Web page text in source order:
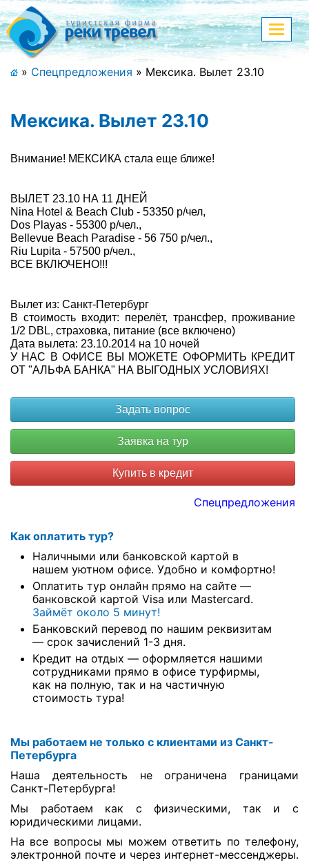
Меню
+7 (911) 182-44-68
Полная версия сайта
Спецпредложения
Праздничные туры
Поиск тура
Туры по России
Автобусные туры
Круизы
Туры на пароме
Авиабилеты
Туристическая страховка
О компании
Отзывы
меню
» Спецпредложения » Мексика. Вылет 23.10
Мексика. Вылет 23.10
Внимание! МЕКСИКА стала еще ближе!
ВЫЛЕТ 23.10 НА 11 ДНЕЙ
Nina Hotel & Beach Club - 53350 р/чел,
Dos Playas - 55300 р/чел.,
Bellevue Beach Paradise - 56 750 р/чел.,
Riu Lupita - 57500 р/чел.,
ВСЕ ВКЛЮЧЕНО!!!
Вылет из: Санкт-Петербург
В стоимость входит: перелёт, трансфер, проживание
1/2 DBL, страховка, питание (все включено)
Дата вылета: 23.10.2014 на 10 ночей
У НАС В ОФИСЕ ВЫ МОЖЕТЕ ОФОРМИТЬ КРЕДИТ
ОТ "АЛЬФА БАНКА" НА ВЫГОДНЫХ УСЛОВИЯХ!
Купить в кредит
Спецпредложения
Как оплатить тур?
Наличными или банковской картой в
нашем уютном офисе. Удобно и комфортно!
Оплатить тур онлайн прямо на сайте —
банковской картой Visa или Mastercard.
Займёт около 5 минут!
Банковский перевод по нашим реквизитам
— срок зачислений 1-3 дня.
Кредит на отдых — оформляется нашими
сотрудниками прямо в офисе турфирмы,
как на полную, так и на частичную
стоимость тура!
Мы работаем не только с клиентами из Санкт-
Петербурга
Наша деятельность не ограничена границами
Санкт-Петербурга!
Мы работаем как с физическими, так и с
юридическими лицами.
На все вопросы мы можем ответить по телефону,
электронной почте и через интернет-мессенджеры.